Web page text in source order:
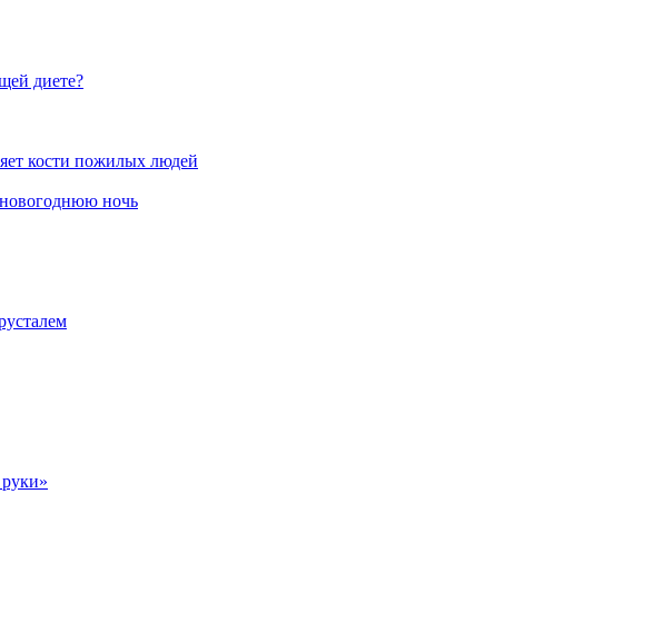
диете?
кости пожилых людей
новогоднюю ночь